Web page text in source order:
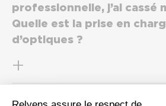
professionnelle, j’ai cassé
Quelle est la prise en
d’optiques ?